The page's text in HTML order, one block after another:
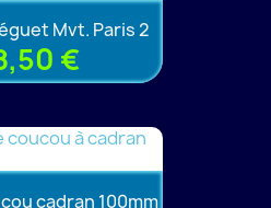
Mvt. Paris 2
€
cadran 100mm